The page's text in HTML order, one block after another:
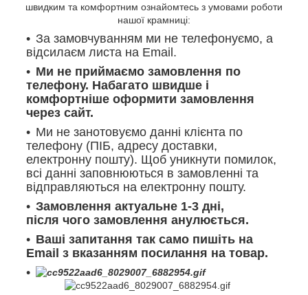
швидким та комфортним ознайомтесь з умовами роботи
нашої крамниці:
За замовчуванням ми не телефонуємо, а
відсилаєм листа на Email.
Ми не приймаємо замовлення по
телефону. Набагато швидше і
комфортніше оформити замовлення
через сайт.
Ми не занотовуємо данні клієнта по
телефону (ПІБ, адресу доставки,
електронну пошту). Щоб уникнути помилок,
всі данні заповнюються в замовленні та
відправляються на електронну пошту.
Замовлення актуальне 1-3 дні,
після чого замовлення анулюється.
Ваші запитання так само пишіть на
Email з вказанням посилання на товар.